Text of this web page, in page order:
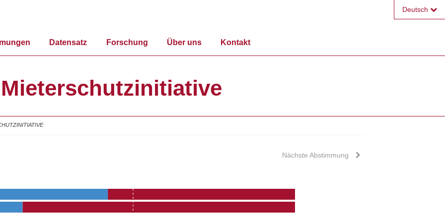
Datensatz Forschung Über uns Kontakt
Deutsch
Mieterschutzinitiative
Nächste Abstimmung